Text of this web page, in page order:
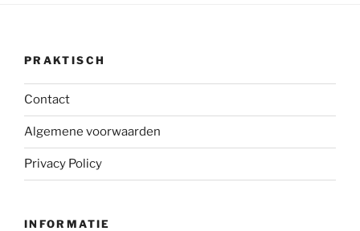
PRAKTISCH
Contact
Algemene voorwaarden
Privacy Policy
INFORMATIE